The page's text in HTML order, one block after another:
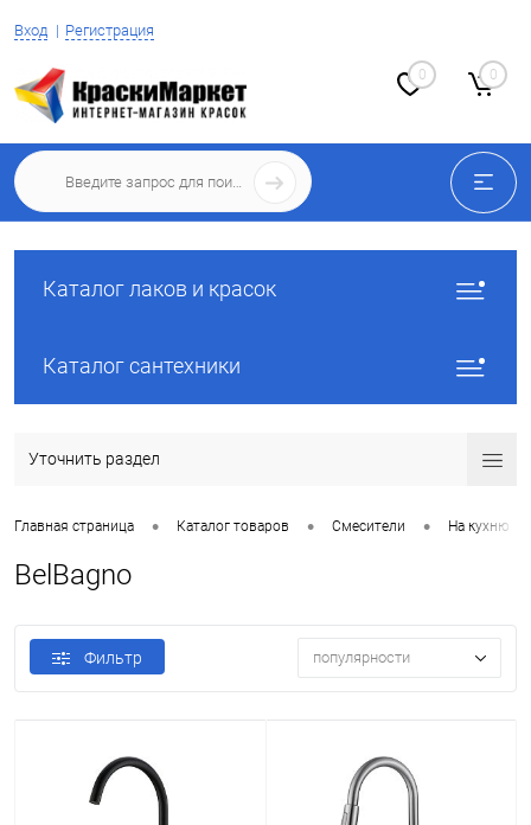
Вход Регистрация
0 0
Каталог лаков и красок
Каталог сантехники
Уточнить раздел
Главная страница • Каталог товаров • Смесители • На кухню
BelBagno
Фильтр популярности